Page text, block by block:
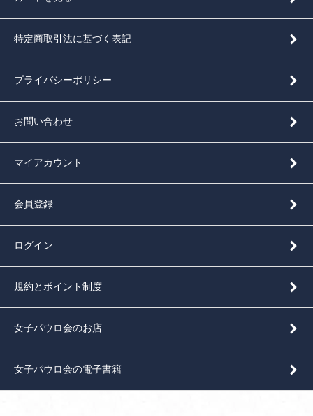
特定商取引法に基づく表記
プライバシーポリシー
お問い合わせ
マイアカウント
会員登録
ログイン
規約とポイント制度
女子パウロ会のお店
女子パウロ会の電子書籍